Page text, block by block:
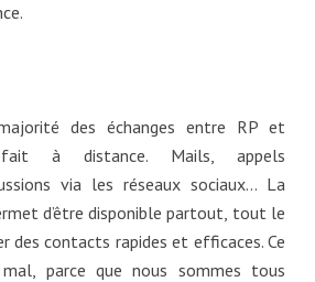
des échanges entre RP et
à distance. Mails, appels
via les réseaux sociaux… La
d’être disponible partout, tout le
des contacts rapides et efficaces. Ce
parce que nous sommes tous